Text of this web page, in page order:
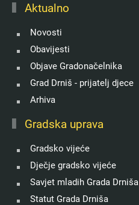
Aktualno
Novosti
Obavijesti
Objave Gradonačelnika
Grad Drniš - prijatelj djece
Arhiva
Gradska uprava
Gradsko vijeće
Dječje gradsko vijeće
Savjet mladih Grada Drniša
Statut Grada Drniša